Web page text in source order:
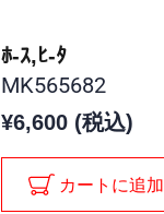
ﾎ-ｽ,ﾋ-ﾀ
MK565682
¥6,600 (税込)
カートに追加